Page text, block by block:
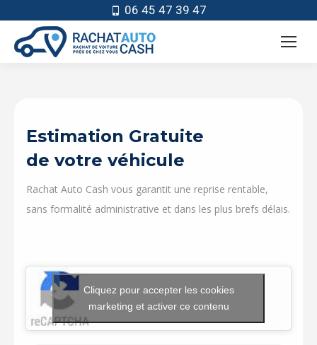
06 45 47 39 47
Estimation Gratuite
de votre véhicule
Rachat Auto Cash vous garantit une reprise rentable,
sans formalité administrative et dans les plus brefs délais.
Cliquez pour accepter les cookies
marketing et activer ce contenu